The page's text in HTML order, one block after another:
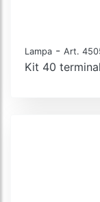
Lampa - Art.
Kit 40